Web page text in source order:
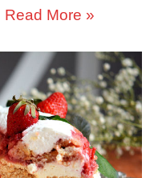
Read More »